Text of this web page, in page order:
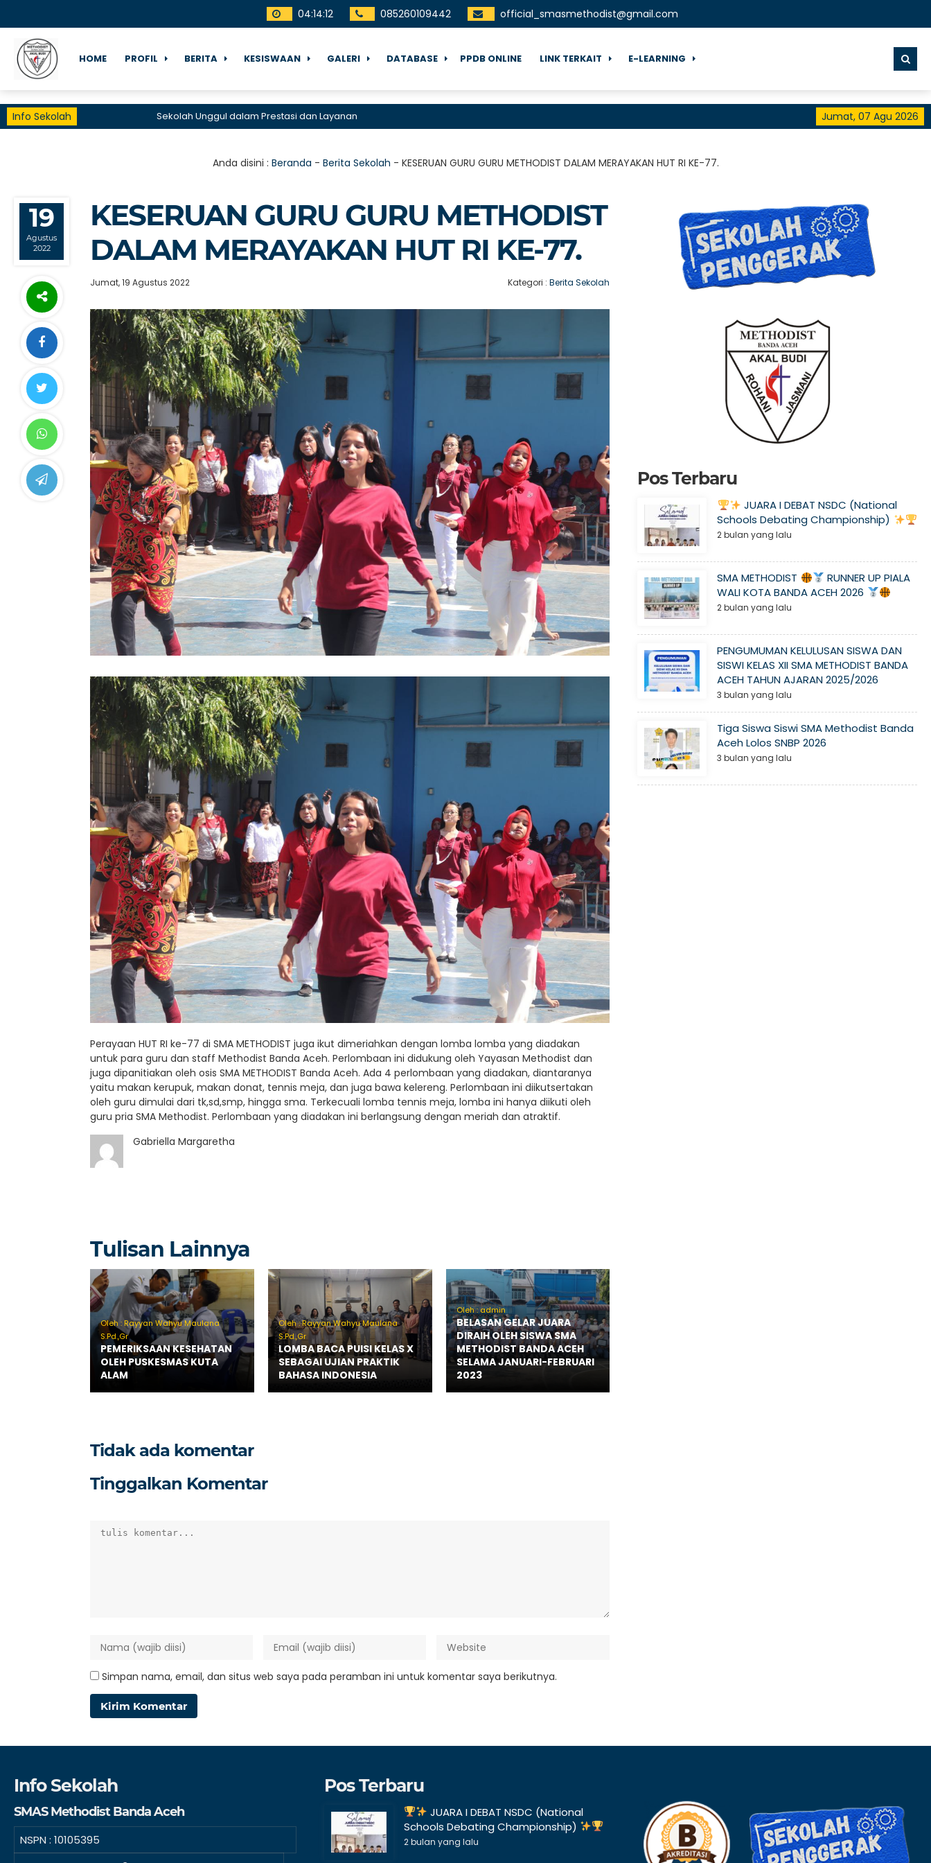
04:14:13 085260109442 official_smasmethodist@gmail.com
HOME PROFIL BERITA KESISWAAN GALERI DATABASE PPDB ONLINE LINK TERKAIT E-LEARNING
Info Sekolah Jumat, 07 Agu 2026
Sekolah Unggul dalam Prestasi dan Layanan
Anda disini : Beranda - Berita Sekolah - KESERUAN GURU GURU METHODIST DALAM MERAYAKAN HUT RI KE-77.
19
Agustus
2022
KESERUAN GURU GURU METHODIST
DALAM MERAYAKAN HUT RI KE-77.
Jumat, 19 Agustus 2022 Kategori :Berita Sekolah
Perayaan HUT RI ke-77 di SMA METHODIST juga ikut dimeriahkan dengan lomba lomba yang diadakan
untuk para guru dan staff Methodist Banda Aceh. Perlombaan ini didukung oleh Yayasan Methodist dan
juga dipanitiakan oleh osis SMA METHODIST Banda Aceh. Ada 4 perlombaan yang diadakan, diantaranya
yaitu makan kerupuk, makan donat, tennis meja, dan juga bawa kelereng. Perlombaan ini diikutsertakan
oleh guru dimulai dari tk,sd,smp, hingga sma. Terkecuali lomba tennis meja, lomba ini hanya diikuti oleh
guru pria SMA Methodist. Perlombaan yang diadakan ini berlangsung dengan meriah dan atraktif.
Gabriella Margaretha
Tulisan Lainnya
Oleh : Rayyan Wahyu Maulana
S.Pd.,Gr
PEMERIKSAAN KESEHATAN
OLEH PUSKESMAS KUTA
ALAM
Oleh : Rayyan Wahyu Maulana
S.Pd.,Gr
LOMBA BACA PUISI KELAS X
SEBAGAI UJIAN PRAKTIK
BAHASA INDONESIA
Oleh : admin
BELASAN GELAR JUARA
DIRAIH OLEH SISWA SMA
METHODIST BANDA ACEH
SELAMA JANUARI-FEBRUARI
2023
Tidak ada komentar
Tinggalkan Komentar
Simpan nama, email, dan situs web saya pada peramban ini untuk komentar saya berikutnya.
Pos Terbaru
JUARA I DEBAT NSDC (National
Schools Debating Championship)
2 bulan yang lalu
SMA METHODIST
RUNNER UP PIALA
WALI KOTA BANDA ACEH 2026
2 bulan yang lalu
PENGUMUMAN KELULUSAN SISWA DAN
SISWI KELAS XII SMA METHODIST BANDA
ACEH TAHUN AJARAN 2025/2026
3 bulan yang lalu
Tiga Siswa Siswi SMA Methodist Banda
Aceh Lolos SNBP 2026
3 bulan yang lalu
Info Sekolah
SMAS Methodist Banda Aceh
NSPN : 10105395
Pos Terbaru
JUARA I DEBAT NSDC (National
Schools Debating Championship)
2 bulan yang lalu